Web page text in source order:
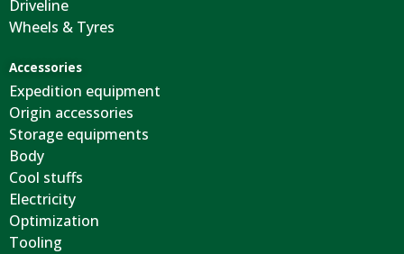
Driveline
Wheels & Tyres
Accessories
Expedition equipment
Origin accessories
Storage equipments
Body
Cool stuffs
Electricity
Optimization
Tooling